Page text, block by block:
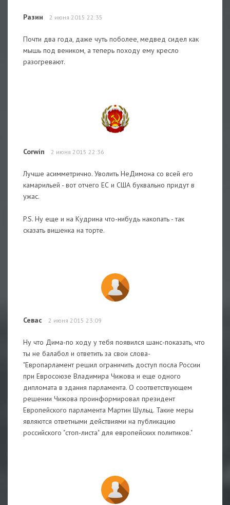
Разин 2 июня 2015 22:35
Почти два года, даже чуть поболее, медвед сидел как
мышь под веником, а теперь походу ему кресло
разогревают.
Corwin 2 июня 2015 22:36
Лучше асимметрично. Уволить НеДимона со всей его
камарильей - вот отчего ЕС и США буквально придут в
ужас.
P.S. Ну еще и на Кудрина что-нибудь накопать - так
сказать вишенка на торте.
Севас 2 июня 2015 23:09
Ну что Дима-по ходу у тебя появился шанс-показать, что
ты не балабол и ответить за свои слова-
"Европарламент решил ограничить доступ посла России
при Евросоюзе Владимира Чижова и еще одного
дипломата в здания парламента. О соответствующем
решении Чижова проинформировал президент
Европейского парламента Мартин Шульц. Такие меры
являются ответными действиями на публикацию
российского "стоп-листа" для европейских политиков."